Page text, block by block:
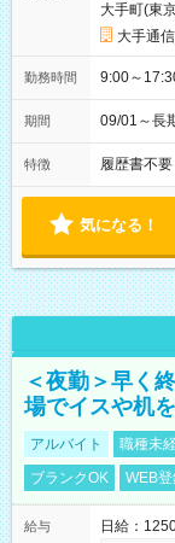
大手町(東
大手通
勤務時間 9:00～
期間 09/01～長
特徴 履歴書不要
気になる！
＜夜勤＞早く
場でイスや机
アルバイト 職種未
ブランクOK
WEB
給与
日給：